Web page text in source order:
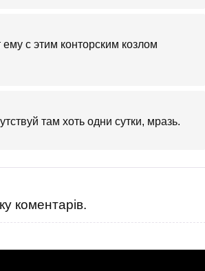
с этим конторским козлом
там хоть одни сутки, мразь.
коментарів.